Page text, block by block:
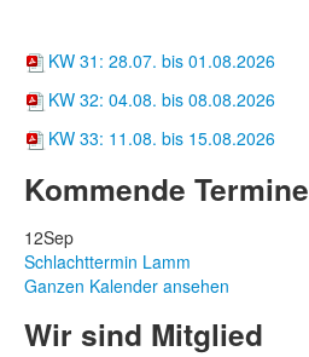
KW 31: 28.07. bis 01.08.2026
KW 32: 04.08. bis 08.08.2026
KW 33: 11.08. bis 15.08.2026
Kommende Termine
12Sep
Schlachttermin Lamm
Ganzen Kalender ansehen
Wir sind Mitglied